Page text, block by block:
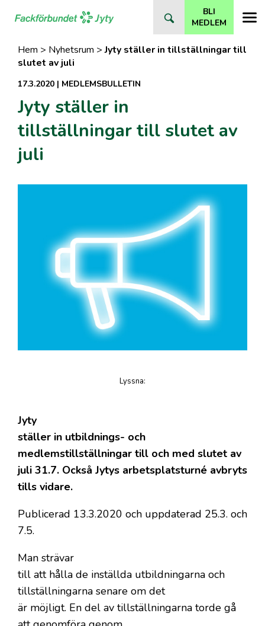
BLI
MEDLEM
Hem > Nyhetsrum >Jyty ställer in tillställningar till
slutet av juli
17.3.2020 | MEDLEMSBULLETIN
Jyty ställer in
tillställningar till slutet av
juli
Lyssna:
Jyty
ställer in utbildnings- och
medlemstillställningar till och med slutet av
juli 31.7. Också Jytys arbetsplatsturné avbryts
tills vidare.
Publicerad 13.3.2020 och uppdaterad 25.3. och
7.5.
Man strävar
till att hålla de inställda utbildningarna och
tillställningarna senare om det
är möjligt. En del av tillställningarna torde gå